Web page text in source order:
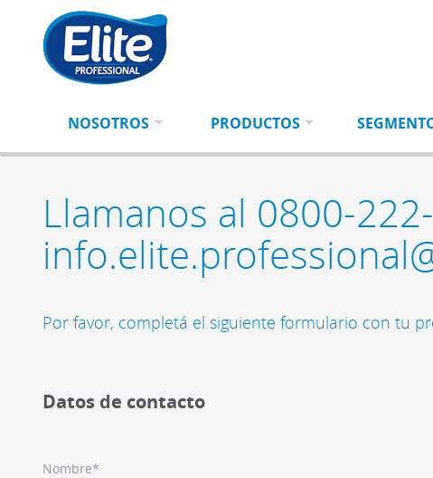
Ingresá
tu
búsqueda
BUSCAR
NOSOTROS PRODUCTOS
Llamanos al 0800-
Por favor, completá el siguiente formulario con tu
Datos de contacto
Nombre*